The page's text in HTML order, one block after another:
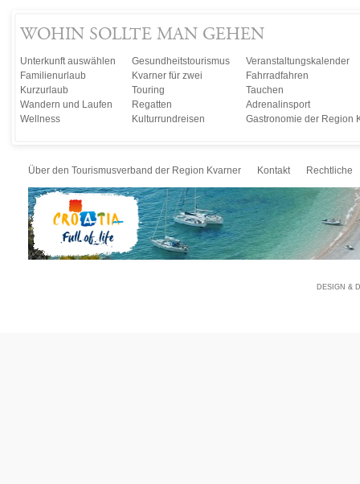
WOHIN SOLLTE MAN GEHEN
Unterkunft auswählen
Familienurlaub
Kurzurlaub
Wandern und Laufen
Wellness
Gesundheitstourismus
Kvarner für zwei
Touring
Regatten
Kulturrundreisen
Veranstaltungskalender
Fahrradfahren
Tauchen
Adrenalinsport
Gastronomie der Region
Über den Tourismusverband der Region Kvarner Kontakt Rechtliche
DESIGN &